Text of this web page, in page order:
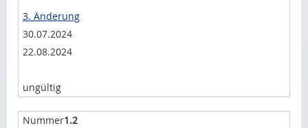
3. Änderung
30.07.2024
22.08.2024
ungültig
1.2